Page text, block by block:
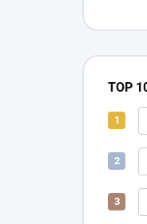
TOP